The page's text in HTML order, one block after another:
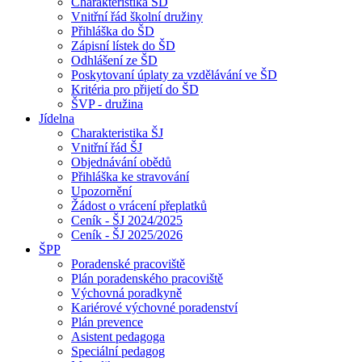
Vnitřní řád školní družiny
Přihláška do ŠD
Zápisní lístek do ŠD
Odhlášení ze ŠD
Poskytovaní úplaty za vzdělávání ve ŠD
Kritéria pro přijetí do ŠD
ŠVP - družina
Jídelna
Charakteristika ŠJ
Vnitřní řád ŠJ
Objednávání obědů
Přihláška ke stravování
Upozornění
Žádost o vrácení přeplatků
Ceník - ŠJ 2024/2025
Ceník - ŠJ 2025/2026
ŠPP
Poradenské pracoviště
Plán poradenského pracoviště
Výchovná poradkyně
Kariérové výchovné poradenství
Plán prevence
Asistent pedagoga
Speciální pedagog